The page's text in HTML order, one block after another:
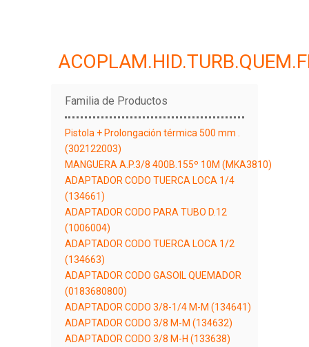
Familia de Productos
Pistola + Prolongación térmica 500 mm .
(302122003)
MANGUERA A.P.3/8 400B.155º 10M (MKA3810)
ADAPTADOR CODO TUERCA LOCA 1/4
(134661)
ADAPTADOR CODO PARA TUBO D.12
(1006004)
ADAPTADOR CODO TUERCA LOCA 1/2
(134663)
ADAPTADOR CODO GASOIL QUEMADOR
(0183680800)
ADAPTADOR CODO 3/8-1/4 M-M (134641)
ADAPTADOR CODO 3/8 M-M (134632)
ADAPTADOR CODO 3/8 M-H (133638)